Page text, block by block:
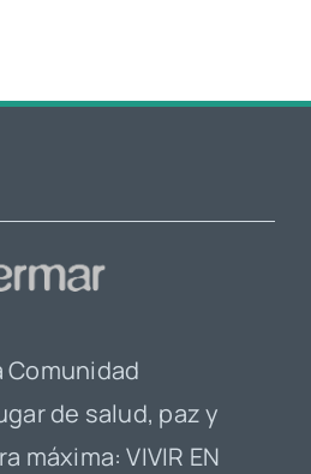
Comunidad
de salud, paz y
máxima: VIVIR EN